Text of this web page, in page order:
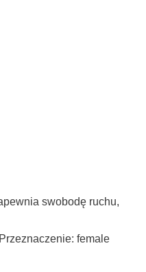
swobodę ruchu,
female